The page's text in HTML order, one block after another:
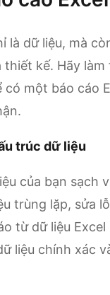
là dữ liệu, mà
thiết kế. Hãy làm
có một báo cáo
trúc dữ liệu
của bạn sạch
trùng lặp, sửa
từ dữ liệu
liệu chính xác